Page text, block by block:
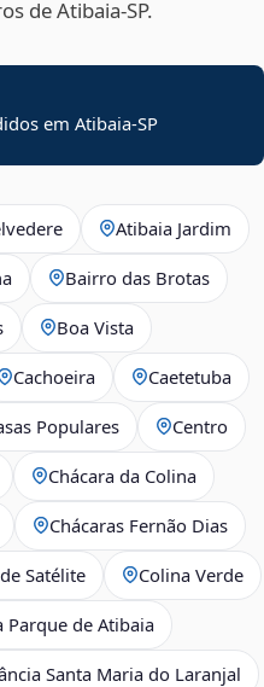
de Atibaia‑SP.
em Atibaia-SP
Atibaia Jardim
Bairro das Brotas
Boa Vista
Cachoeira Caetetuba
Populares Centro
Chácara da Colina
Chácaras Fernão Dias
Satélite Colina Verde
Parque de Atibaia
Santa Maria do Laranjal